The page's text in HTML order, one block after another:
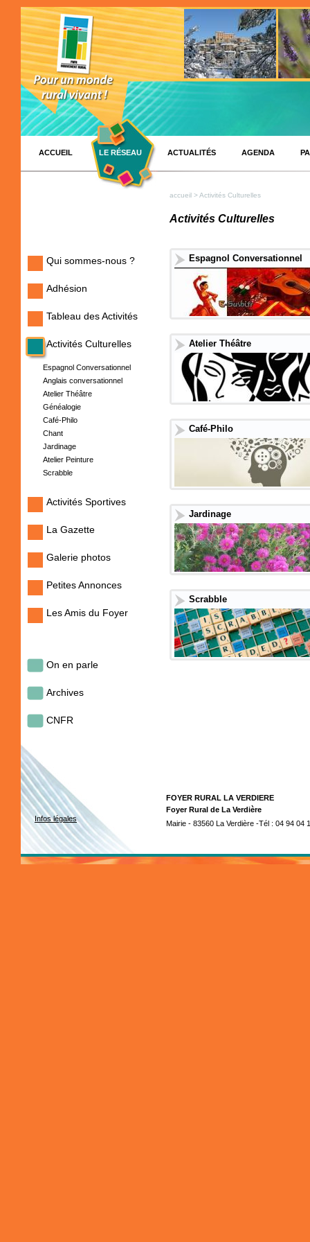
ACCUEIL LE RÉSEAU ACTUALITÉS AGENDA
Qui sommes-nous ?
Adhésion
Tableau des Activités
Activités Culturelles
Espagnol Conversationnel
Anglais conversationnel
Atelier Théâtre
Généalogie
Café-Philo
Chant
Jardinage
Atelier Peinture
Scrabble
Activités Sportives
La Gazette
Galerie photos
Petites Annonces
Les Amis du Foyer
On en parle
Archives
CNFR
accueil > Activités Culturelles
Activités Culturelles
Espagnol Conversationnel
Atelier Théâtre
Café-Philo
Jardinage
Scrabble
Infos légales
FOYER RURAL LA VERDIERE
Foyer Rural de La Verdière
Mairie - 83560 La Verdière -Tél : 04 94 04